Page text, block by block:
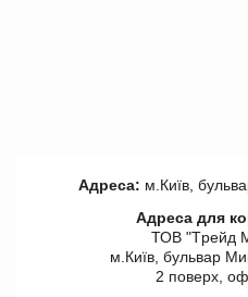
Адреса: м.Київ,
Адреса для
ТОВ "Tрейд
м.Київ, бульвар
2 поверх,